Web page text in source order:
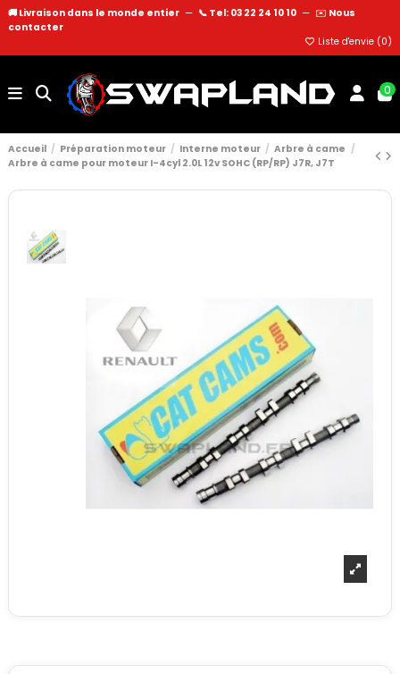
🚚 Livraison dans le monde entier — 📞 Tel: 03 22 24 10 10 — ✉️ Nous
contacter
Liste d'envie (0)
0
Accueil Préparation moteur Interne moteur
Arbre à came
Arbre à came pour moteur I-4cyl 2.0L 12v SOHC (RP/RP) J7R, J7T